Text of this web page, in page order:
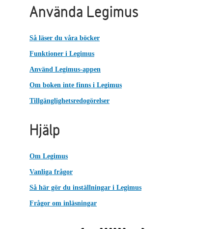
Använda Legimus
Så läser du våra böcker
Funktioner i Legimus
Använd Legimus-appen
Om boken inte finns i Legimus
Tillgänglighetsredogörelser
Hjälp
Om Legimus
Vanliga frågor
Så här gör du inställningar i Legimus
Frågor om inläsningar